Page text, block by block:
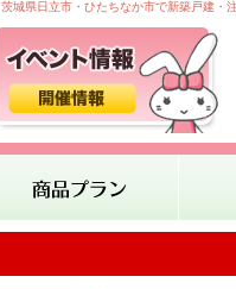
茨城県日立市・ひたちなか市で新築戸建・